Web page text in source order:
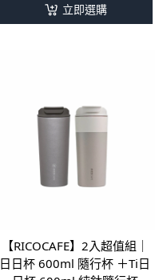
立即選購
【RICOCAFE】2入超值組｜
日日杯 600ml 隨行杯 ＋Ti日